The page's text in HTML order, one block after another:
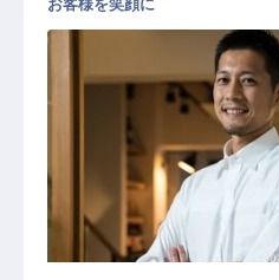
ブーランジェ（製パン）
お客様を笑顔に